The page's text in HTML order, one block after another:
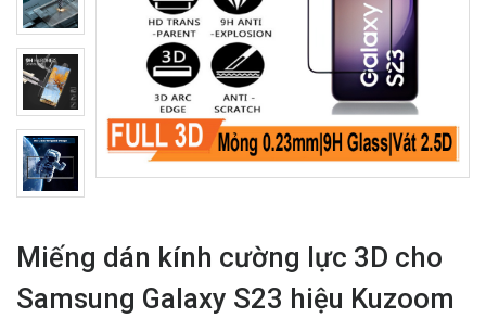
Miếng dán kính cường lực 3D cho
Samsung Galaxy S23 hiệu Kuzoom